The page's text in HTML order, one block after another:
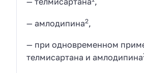
— амлодипина2,
— при одновременном
телмисартана и амлодипина